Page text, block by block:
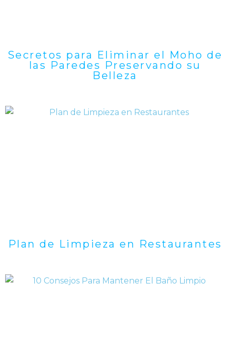
Secretos para Eliminar el Moho de
las Paredes Preservando su
Belleza
Plan de Limpieza en Restaurantes